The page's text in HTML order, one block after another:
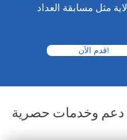
مثل مسابقة العداد
قدم الآن!
دعم وخدمات حصرية